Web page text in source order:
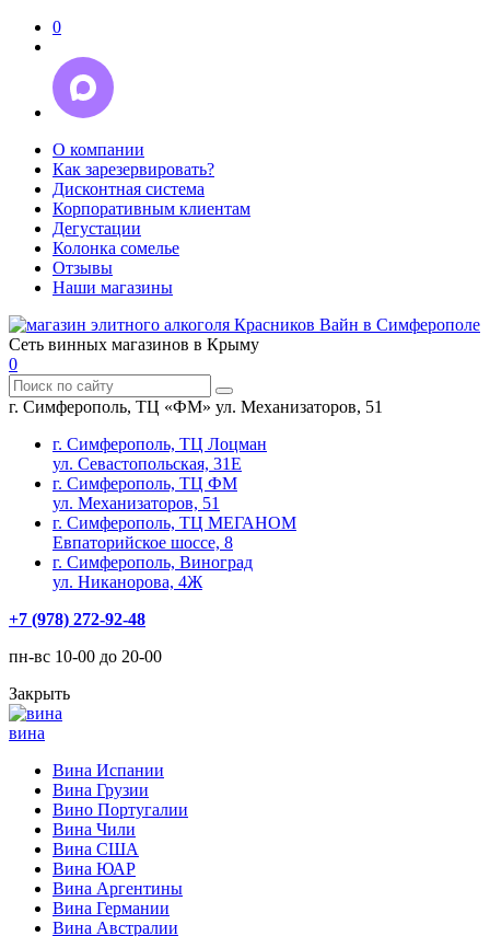
0
О компании
Как зарезервировать?
Дисконтная система
Корпоративным клиентам
Дегустации
Колонка сомелье
Отзывы
Наши магазины
Сеть винных магазинов в Крыму
0
г. Симферополь, ТЦ «ФМ» ул. Механизаторов, 51
г. Симферополь, ТЦ Лоцман
ул. Севастопольская, 31Е
г. Симферополь, ТЦ ФМ
ул. Механизаторов, 51
г. Симферополь, ТЦ МЕГАНОМ
Евпаторийское шоссе, 8
г. Симферополь, Виноград
ул. Никанорова, 4Ж
+7 (978) 272-92-48
пн-вс 10-00 до 20-00
Закрыть
вина
Вина Испании
Вина Грузии
Вино Португалии
Вина Чили
Вина США
Вина ЮАР
Вина Аргентины
Вина Германии
Вина Австралии